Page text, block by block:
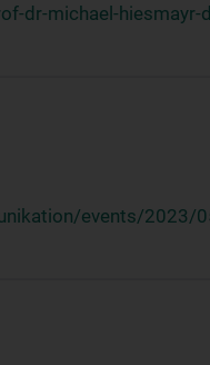
michael-hiesmayr-
events/2023/